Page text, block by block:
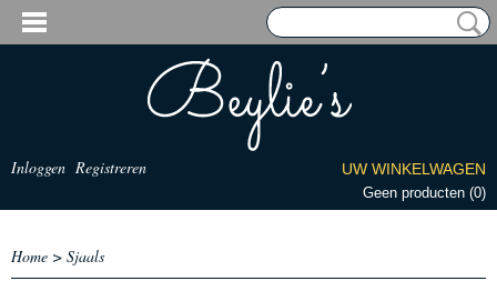
Inloggen Registreren UW WINKELWAGEN
Geen producten (0)
Home > Sjaals